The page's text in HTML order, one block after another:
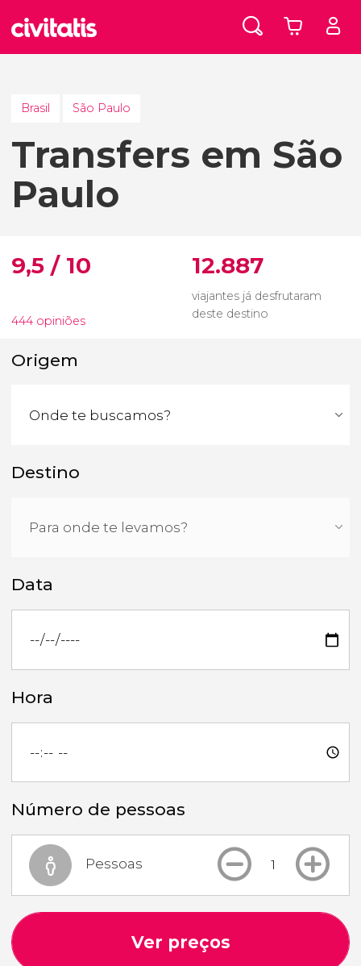
Brasil São Paulo
Transfers em São
Paulo
9,5 / 10
444 opiniões
12.887
viajantes já desfrutaram
deste destino
Origem
Destino
Data
Hora
Número de pessoas
Pessoas
Ver preços